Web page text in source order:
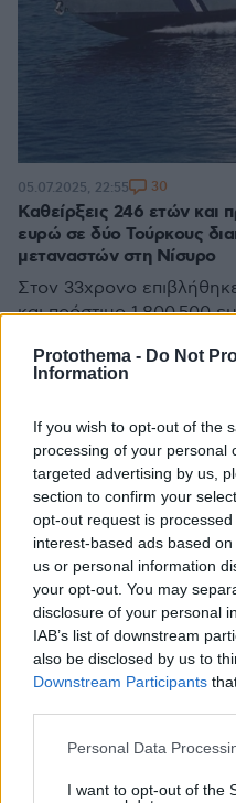
Protothema - Do Not
Information
If you wish to opt-out of the
processing of your personal
targeted advertising by us,
section to confirm your
opt-out request is
interest-based ads based
us or personal information
your opt-out. You may
disclosure of your personal
IAB’s list of downstream
also be disclosed by us to
Downstream Participants
Please note that this
not limited to your visit or
Personal Data
I want to opt-out of the
Καθείρξεις 246 ετών και
ευρώ σε δύο Τούρκους
μεταναστών στη Νίσυρο
Στον 33χρονο
και πρόστιμο 1.800.500
και ένας μήνας καθώς
ευρώ
05.07.2025, 22:55 30